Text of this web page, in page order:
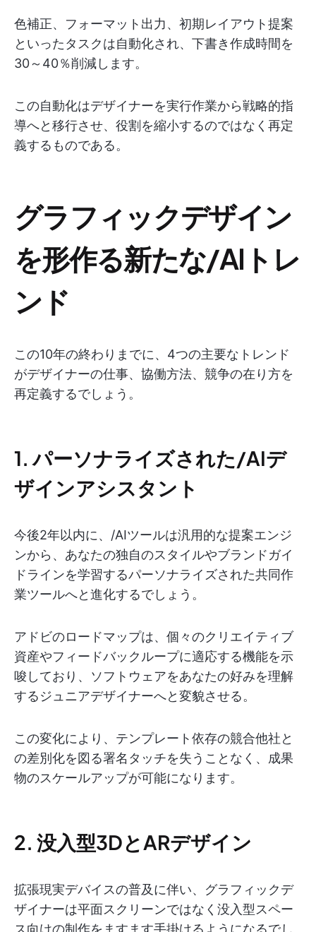
色補正、フォーマット出力、初期レイアウト提案
といったタスクは自動化され、下書き作成時間を
30～40％削減します。
この自動化はデザイナーを実行作業から戦略的指
導へと移行させ、役割を縮小するのではなく再定
義するものである。
グラフィックデザイン
を形作る新たな/AIトレ
ンド
この10年の終わりまでに、4つの主要なトレンド
がデザイナーの仕事、協働方法、競争の在り方を
再定義するでしょう。
1. パーソナライズされた/AIデ
ザインアシスタント
今後2年以内に、/AIツールは汎用的な提案エンジ
ンから、あなたの独自のスタイルやブランドガイ
ドラインを学習するパーソナライズされた共同作
業ツールへと進化するでしょう。
アドビのロードマップは、個々のクリエイティブ
資産やフィードバックループに適応する機能を示
唆しており、ソフトウェアをあなたの好みを理解
するジュニアデザイナーへと変貌させる。
この変化により、テンプレート依存の競合他社と
の差別化を図る署名タッチを失うことなく、成果
物のスケールアップが可能になります。
2. 没入型3DとARデザイン
拡張現実デバイスの普及に伴い、グラフィックデ
ザイナーは平面スクリーンではなく没入型スペー
ス向けの制作をますます手掛けるようになるでし